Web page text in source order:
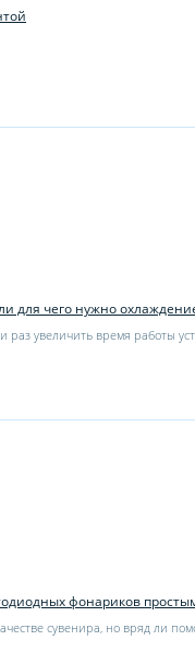
для чего нужно
раз увеличить время работы
фонариков
сувенира, но вряд ли